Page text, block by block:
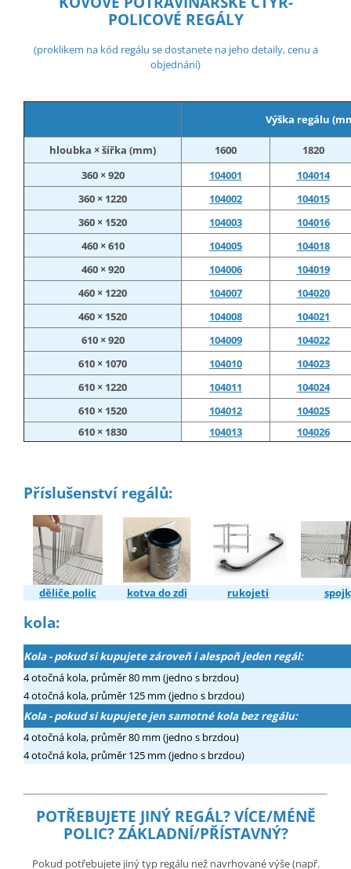
POLICOVÉ REGÁLY
(proklikem na kód regálu se dostanete na jeho detaily, cenu a
objednání)
Výška regálu
hloubka × šířka (mm) 1600
1820
360 × 920
104001
104014
360 × 1220
104002
104015
360 × 1520
104003
104016
460 × 610
104005
104018
460 × 920
104006
104019
460 × 1220
104007
104020
460 × 1520
104008
104021
610 × 920
104009
104022
610 × 1070
104010
104023
610 × 1220
104011
104024
610 × 1520
104012
104025
610 × 1830
104013 104026
Příslušenství regálů:
děliče polic kotva do zdi rukojeti
kola:
Kola - pokud si kupujete zároveň i alespoň jeden regál:
4 otočná kola, průměr 80 mm (jedno s brzdou)
4 otočná kola, průměr 125 mm (jedno s brzdou)
Kola - pokud si kupujete jen samotné kola bez regálu:
4 otočná kola, průměr 80 mm (jedno s brzdou)
4 otočná kola, průměr 125 mm (jedno s brzdou)
POTŘEBUJETE JINÝ REGÁL? VÍCE/MÉNĚ
POLIC? ZÁKLADNÍ/PŘÍSTAVNÝ?
Pokud potřebujete jiný typ regálu než navrhované výše (např.